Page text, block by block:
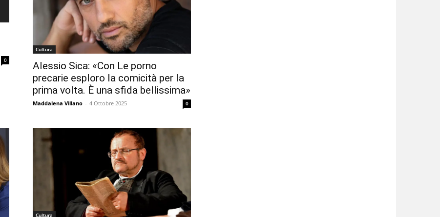
0
Cultura
Alessio Sica: «Con Le porno
precarie esploro la comicità per la
prima volta. È una sfida bellissima»
Maddalena Villano - 4 Ottobre 2025 0
Cultura